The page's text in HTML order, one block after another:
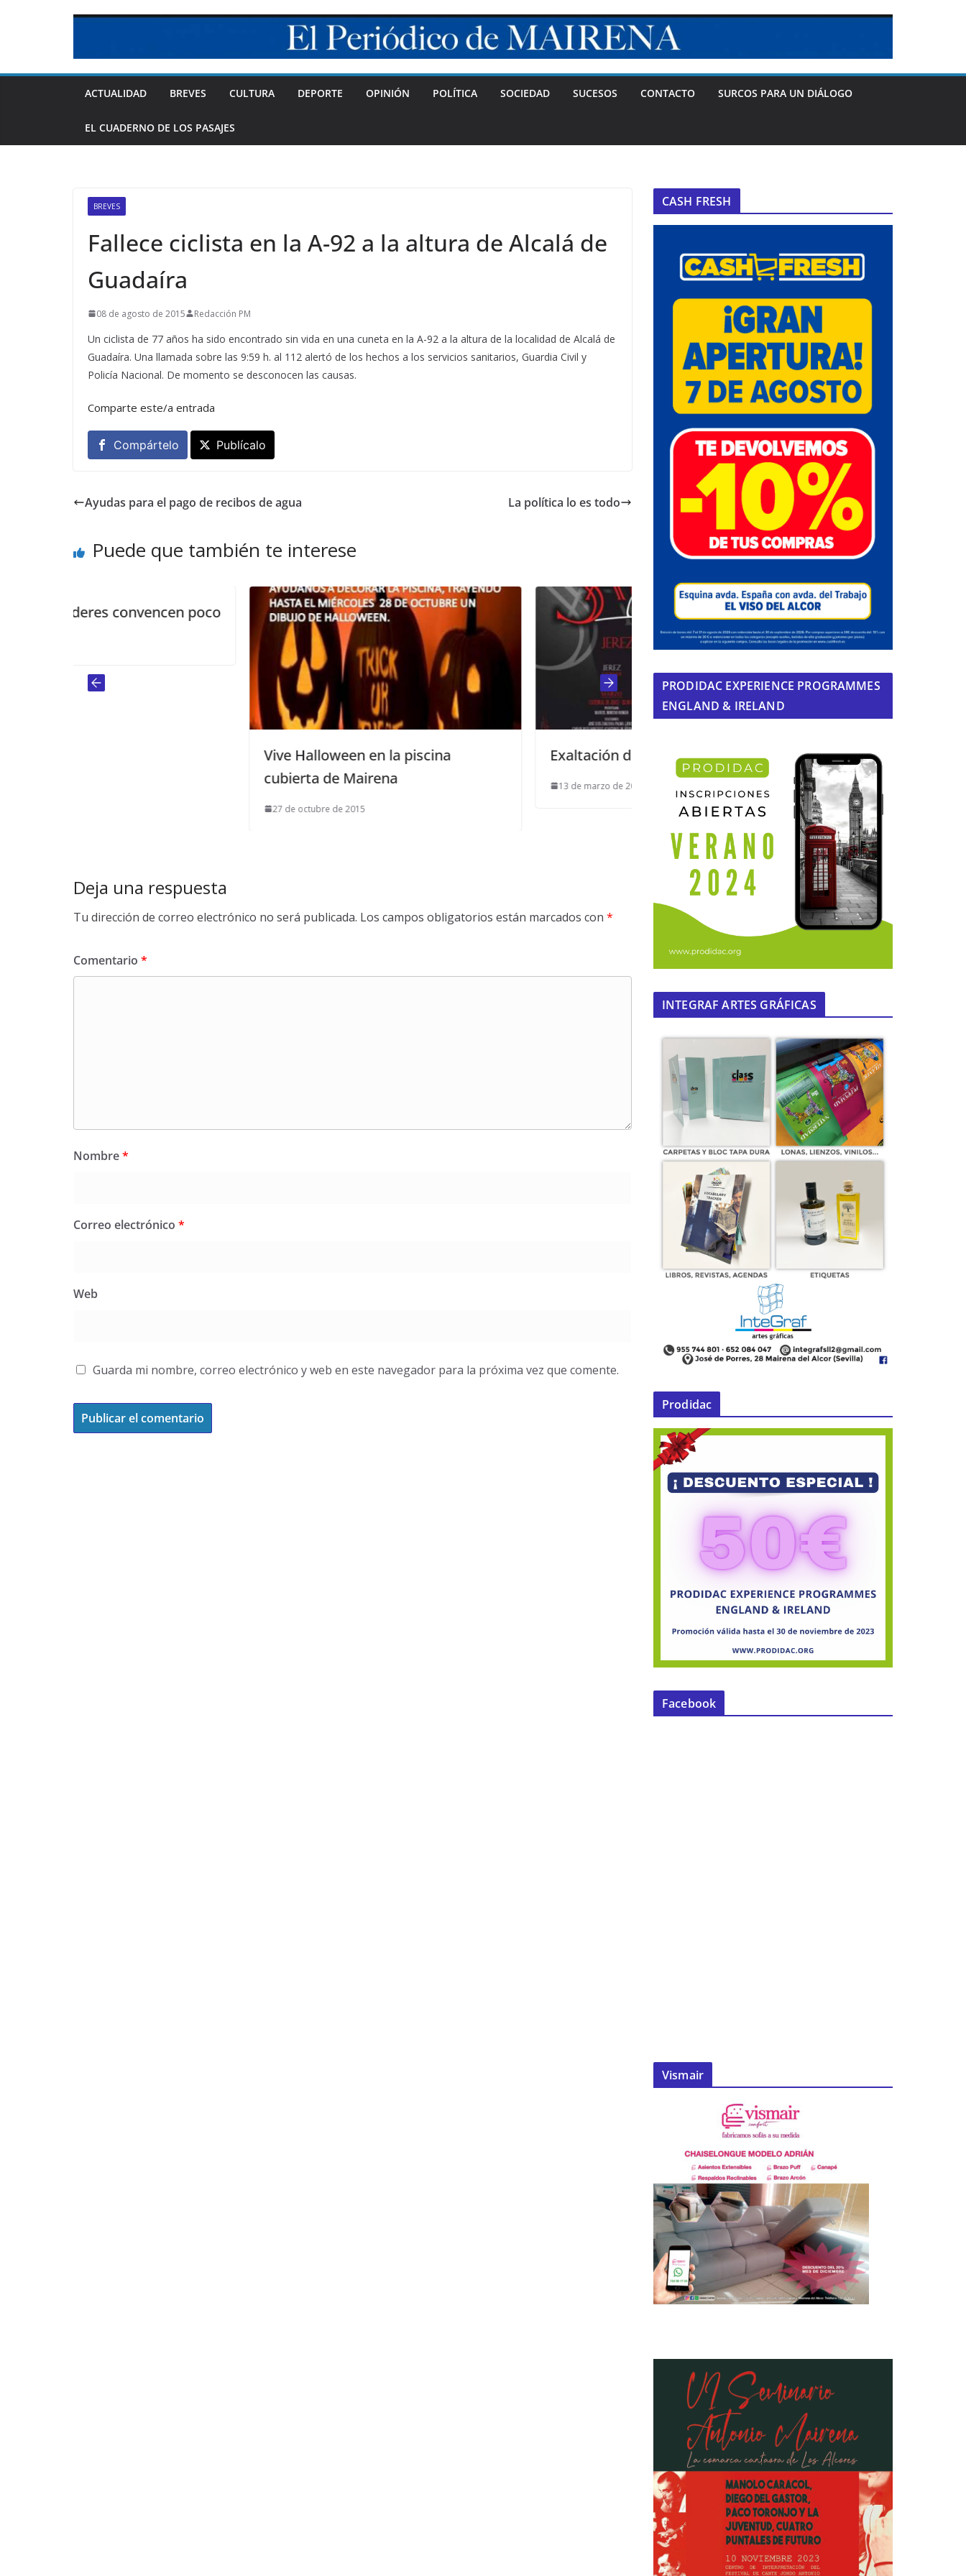
ACTUALIDAD BREVES CULTURA DEPORTE OPINIÓN POLÍTICA SOCIEDAD SUCESOS CONTACTO SURCOS PARA UN DIÁLOGO
EL CUADERNO DE LOS PASAJES
BREVES
Fallece ciclista en la A-92 a la altura de Alcalá de
Guadaíra
08 de agosto de 2015 Redacción PM
Un ciclista de 77 años ha sido encontrado sin vida en una cuneta en la A-92 a la altura de la localidad de Alcalá de
Guadaíra. Una llamada sobre las 9:59 h. al 112 alertó de los hechos a los servicios sanitarios, Guardia Civil y
Policía Nacional. De momento se desconocen las causas.
Comparte este/a entrada
Compártelo Publícalo
Ayudas para el pago de recibos de agua La política lo es todo
Puede que también te interese
poco
Vive Halloween en la piscina
Exaltación de la Saeta 2015
Perdona, los líderes convencen poco
07 de junio de 2013
Deja una respuesta
Tu dirección de correo electrónico no será publicada. Los campos obligatorios están marcados con *
Comentario *
Nombre*
Correo electrónico *
Web
Guarda mi nombre, correo electrónico y web en este navegador para la próxima vez que comente.
CASH FRESH
PRODIDAC EXPERIENCE PROGRAMMES
ENGLAND & IRELAND
INTEGRAF ARTES GRÁFICAS
Prodidac
Facebook
Vismair